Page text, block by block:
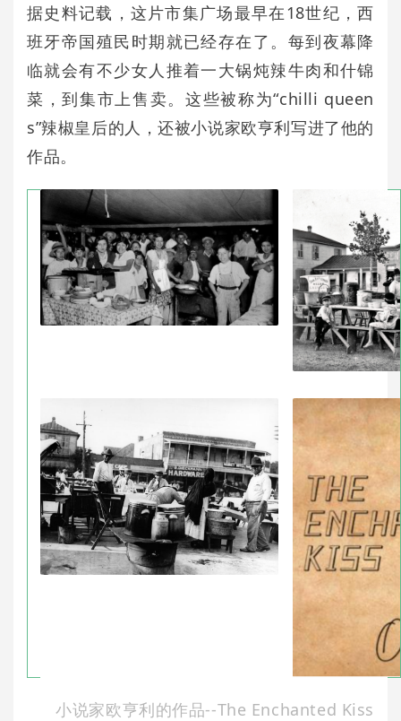
据史料记载，这片市集广场最早在18世纪，西
班牙帝国殖民时期就已经存在了。每到夜幕降
临就会有不少女人推着一大锅炖辣牛肉和什锦
菜，到集市上售卖。这些被称为“chilli queen
s”辣椒皇后的人，还被小说家欧亨利写进了他的
作品。
小说家欧亨利的作品--The Enchanted Kiss